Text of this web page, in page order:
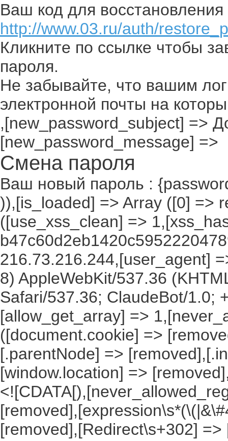
Ваш код для восстановления
http://www.03.ru/auth/
Кликните по ссылке чтобы
пароля.
Не забывайте, что вашим
электронной почты на
,[new_password_subject] =>
[new_password_message] =>
Смена пароля
Ваш новый пароль :
)),[is_loaded] => Array ([0] =>
([use_xss_clean] =>
216.73.216.244,[user_agent]
8) AppleWebKit/537.36
Safari/537.36; ClaudeBot/1.0;
[allow_get_array] =>
([document.cookie] =>
[.parentNode] =>
[window.location] =>
[removed],[Redirect\s+302]